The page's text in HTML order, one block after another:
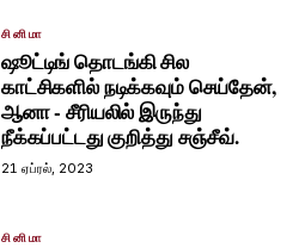
சினிமா
ஷூட்டிங் தொடங்கி சில
காட்சிகளில் நடிக்கவும் செய்தேன்,
ஆனா - சீரியலில் இருந்து
நீக்கப்பட்டது குறித்து சஞ்சீவ்.
21 ஏப்ரல், 2023
சினிமா